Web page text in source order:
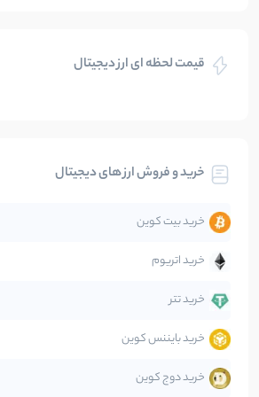
بلاکچین
تحلیل
جهان
دیفای
صرافی‌ها
قیمت لحظه ای ارز دیجیتال
خرید و فروش ارز های دیجیتال
خرید بیت کوین
خرید اتریوم
خرید تتر
خرید بایننس کوین
خرید دوج کوین